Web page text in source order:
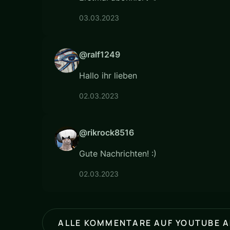
03.03.2023
@ralf1249
Hallo ihr lieben
02.03.2023
@rikrock8516
Gute Nachrichten! :)
02.03.2023
ALLE KOMMENTARE AUF YOUTUBE